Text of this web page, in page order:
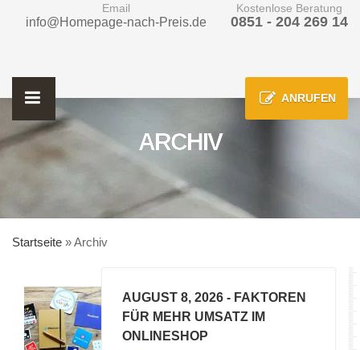
Email
info@Homepage-nach-Preis.de
Kostenlose Beratung
0851 - 204 269 14
ANRUFEN
ARCHIV
Startseite »Archiv
AUGUST 8, 2026 - FAKTOREN
FÜR MEHR UMSATZ IM
ONLINESHOP